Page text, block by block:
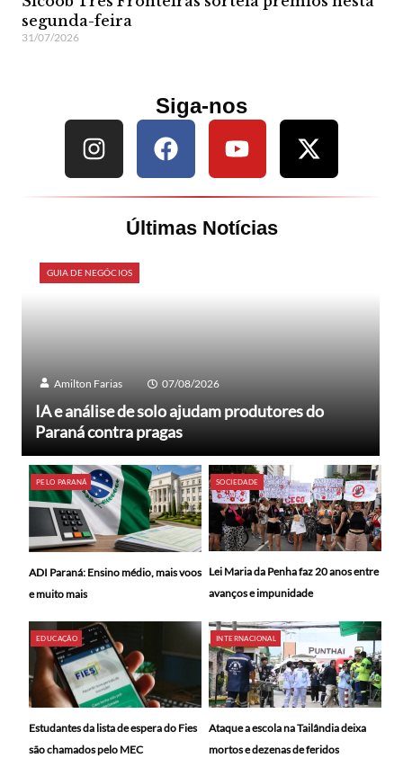
segunda-feira
31/07/2026
Siga-nos
Últimas Notícias
GUIA DE NEGÓCIOS
Amilton Farias 07/08/2026
IA e análise de solo ajudam produtores do
Paraná contra pragas
PELO PARANÁ
ADI Paraná: Ensino médio, mais voos
e muito mais
SOCIEDADE
Lei Maria da Penha faz 20 anos entre
avanços e impunidade
EDUCAÇÃO
Estudantes da lista de espera do Fies
são chamados pelo MEC
INTERNACIONAL
Ataque a escola na Tailândia deixa
mortos e dezenas de feridos